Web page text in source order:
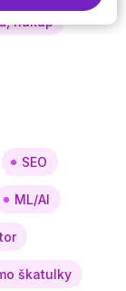
nákup
SEO
ML/AI
škatulky